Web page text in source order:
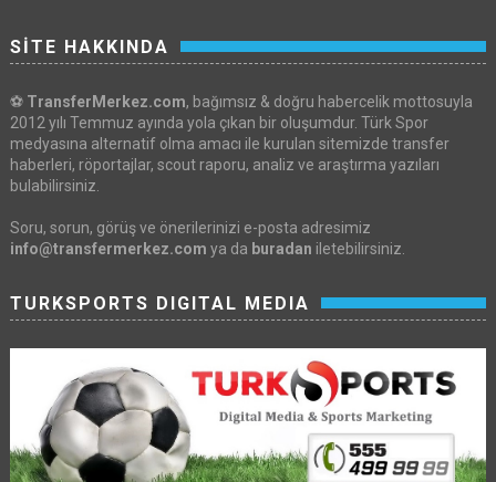
SİTE HAKKINDA
⚽ TransferMerkez.com, bağımsız & doğru habercelik mottosuyla
2012 yılı Temmuz ayında yola çıkan bir oluşumdur. Türk Spor
medyasına alternatif olma amacı ile kurulan sitemizde transfer
haberleri, röportajlar, scout raporu, analiz ve araştırma yazıları
bulabilirsiniz.
Soru, sorun, görüş ve önerilerinizi e-posta adresimiz
info@transfermerkez.com ya da buradan iletebilirsiniz.
TURKSPORTS DIGITAL MEDIA